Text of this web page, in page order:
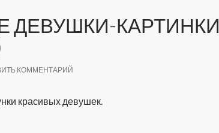
ДЕВУШКИ-КАРТИНКИ
КОММЕНТАРИЙ
красивых девушек.